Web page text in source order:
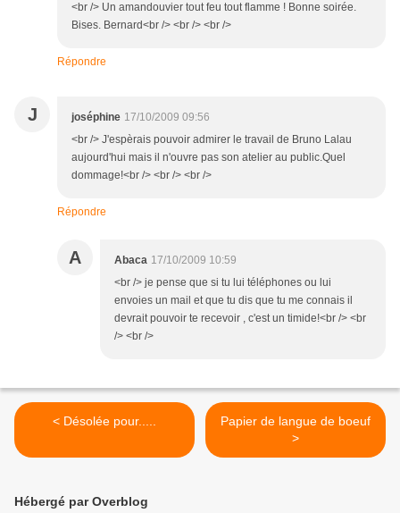
<br /> Un amandouvier tout feu tout flamme ! Bonne soirée.
Bises. Bernard<br /> <br /> <br />
Répondre
J joséphine 17/10/2009 09:56
<br /> J'espèrais pouvoir admirer le travail de Bruno Lalau
aujourd'hui mais il n'ouvre pas son atelier au public.Quel
dommage!<br /> <br /> <br />
Répondre
A Abaca 17/10/2009 10:59
<br /> je pense que si tu lui téléphones ou lui
envoies un mail et que tu dis que tu me connais il
devrait pouvoir te recevoir , c'est un timide!<br /> <br
/> <br />
< Désolée pour.....
Papier de langue de boeuf
>
Hébergé par Overblog